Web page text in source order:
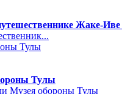
Жаке-
Тулы